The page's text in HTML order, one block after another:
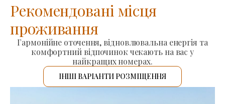
Рекомендовані місця
проживання
Гармонійне оточення, відновлювальна енергія та
комфортний відпочинок чекають на вас у
найкращих номерах.
ІНШІ ВАРІАНТИ РОЗМІЩЕННЯ